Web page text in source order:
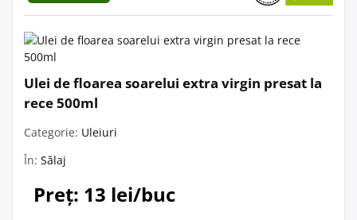
Ulei de floarea soarelui extra virgin presat la
rece 500ml
Categorie: Uleiuri
În: Sălaj
Preț: 13 lei/buc